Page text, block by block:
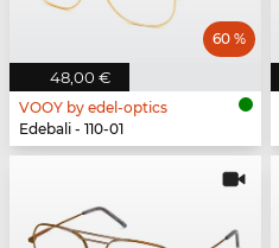
48,00 €
60 %
VOOY by edel-optics
Edebali - 110-01